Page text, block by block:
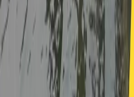
2026 澳門龍舟青訓選拔
2026-06-23
📢特別通告｜2026 未註
構】之安排
未註冊的【組織/機構】之安排